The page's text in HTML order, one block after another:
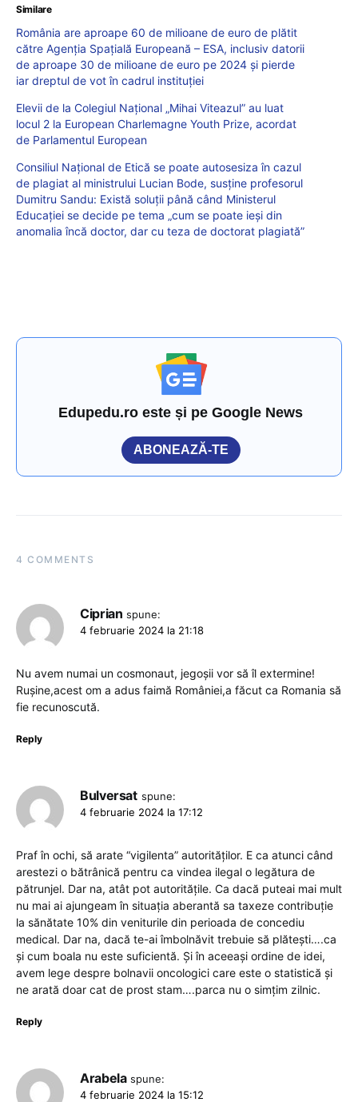
Similare
România are aproape 60 de milioane de euro de plătit
către Agenția Spațială Europeană – ESA, inclusiv datorii
de aproape 30 de milioane de euro pe 2024 și pierde
iar dreptul de vot în cadrul instituției
Elevii de la Colegiul Național „Mihai Viteazul” au luat
locul 2 la European Charlemagne Youth Prize, acordat
de Parlamentul European
Consiliul Național de Etică se poate autosesiza în cazul
de plagiat al ministrului Lucian Bode, susține profesorul
Dumitru Sandu: Există soluții până când Ministerul
Educației se decide pe tema „cum se poate ieși din
anomalia încă doctor, dar cu teza de doctorat plagiată”
Edupedu.ro este și pe Google News
ABONEAZĂ-TE
4 COMMENTS
Ciprian spune:
4 februarie 2024 la 21:18
Nu avem numai un cosmonaut, jegoșii vor să îl extermine!
Rușine,acest om a adus faimă României,a făcut ca Romania să
fie recunoscută.
Reply
Bulversat spune:
4 februarie 2024 la 17:12
Praf în ochi, să arate “vigilenta” autorităților. E ca atunci când
arestezi o bătrânică pentru ca vindea ilegal o legătura de
pătrunjel. Dar na, atât pot autoritățile. Ca dacă puteai mai mult
nu mai ai ajungeam în situația aberantă sa taxeze contribuție
la sănătate 10% din veniturile din perioada de concediu
medical. Dar na, dacă te-ai îmbolnăvit trebuie să plătești….ca
și cum boala nu este suficientă. Și în aceeași ordine de idei,
avem lege despre bolnavii oncologici care este o statistică și
ne arată doar cat de prost stam….parca nu o simțim zilnic.
Reply
Arabela spune:
4 februarie 2024 la 15:12